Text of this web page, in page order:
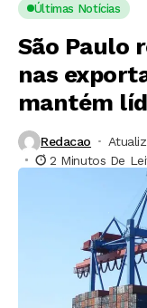
Últimas Notícias
São Paulo
nas
mantém
Redacao
2 Minutos De